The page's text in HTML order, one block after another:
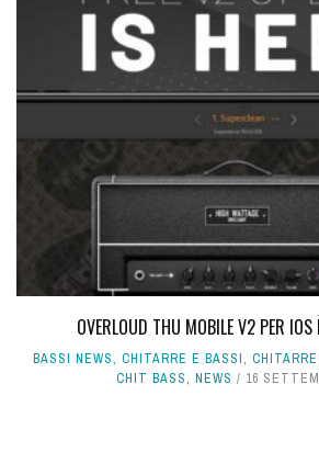
OVERLOUD THU MOBILE V2 PER IOS
BASSI NEWS, CHITARRE E BASSI,
CHIT BASS, NEWS 16